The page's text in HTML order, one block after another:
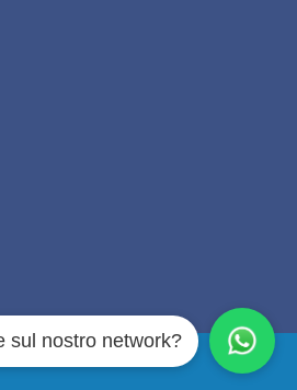
sul nostro network?